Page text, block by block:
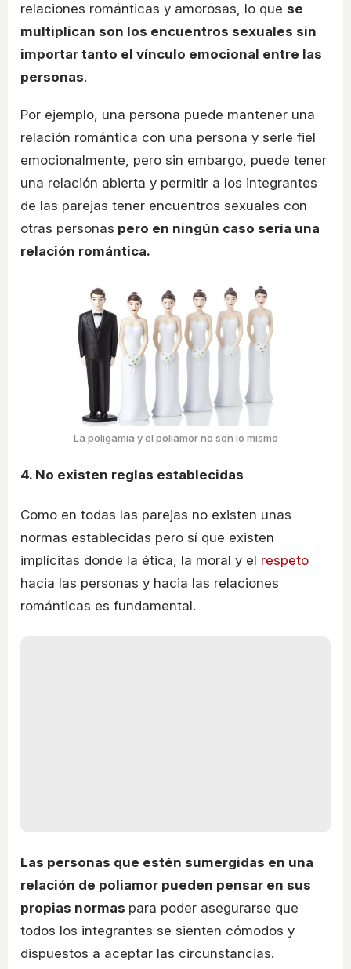
relaciones románticas y amorosas, lo que se
multiplican son los encuentros sexuales sin
importar tanto el vínculo emocional entre las
personas.
Por ejemplo, una persona puede mantener una
relación romántica con una persona y serle fiel
emocionalmente, pero sin embargo, puede tener
una relación abierta y permitir a los integrantes
de las parejas tener encuentros sexuales con
otras personas pero en ningún caso sería una
relación romántica.
La poligamia y el poliamor no son lo mismo
4. No existen reglas establecidas
Como en todas las parejas no existen unas
normas establecidas pero sí que existen
implícitas donde la ética, la moral y el respeto
hacia las personas y hacia las relaciones
románticas es fundamental.
Las personas que estén sumergidas en una
relación de poliamor pueden pensar en sus
propias normas para poder asegurarse que
todos los integrantes se sienten cómodos y
dispuestos a aceptar las circunstancias.